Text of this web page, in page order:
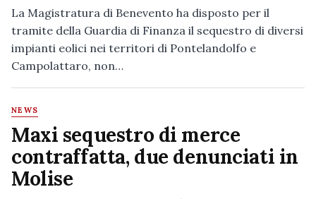
La Magistratura di Benevento ha disposto per il
tramite della Guardia di Finanza il sequestro di diversi
impianti eolici nei territori di Pontelandolfo e
Campolattaro, non…
NEWS
Maxi sequestro di merce
contraffatta, due denunciati in
Molise